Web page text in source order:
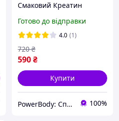
Смаковий Креатин
кг, Німеччина)
Готово до відправки
4.0 (1)
590₴
720 ₴
Купити
PowerBody: Спортивное питание Без Переплат 100%